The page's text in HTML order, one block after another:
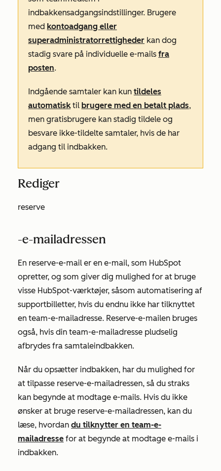
indbakkensadgangsindstillinger. Brugere
med kontoadgang eller
superadministratorrettigheder kan dog
stadig svare på individuelle e-mails fra
posten.
Indgående samtaler kan kun tildeles
automatisktil brugere med en betalt plads,
men gratisbrugere kan stadig tildele og
besvare ikke-tildelte samtaler, hvis de har
adgang til indbakken.
Rediger
reserve
-e-mailadressen
En reserve-e-mail er en e-mail, som HubSpot
opretter, og som giver dig mulighed for at bruge
visse HubSpot-værktøjer, såsom automatisering af
supportbilletter, hvis du endnu ikke har tilknyttet
en team-e-mailadresse. Reserve-e-mailen bruges
også, hvis din team-e-mailadresse pludselig
afbrydes fra samtaleindbakken.
Når du opsætter indbakken, har du mulighed for
at tilpasse reserve-e-mailadressen, så du straks
kan begynde at modtage e-mails. Hvis du ikke
ønsker at bruge reserve-e-mailadressen, kan du
læse, hvordan du tilknytter en team-e-
mailadresse for at begynde at modtage e-mails i
indbakken.